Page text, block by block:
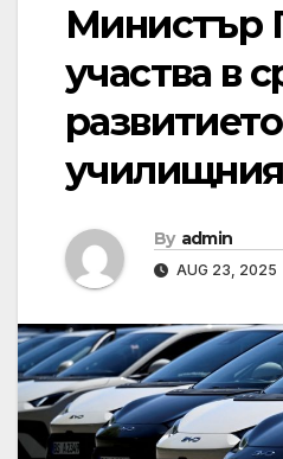
Министър
участва в
By admin
AUG 23, 2025